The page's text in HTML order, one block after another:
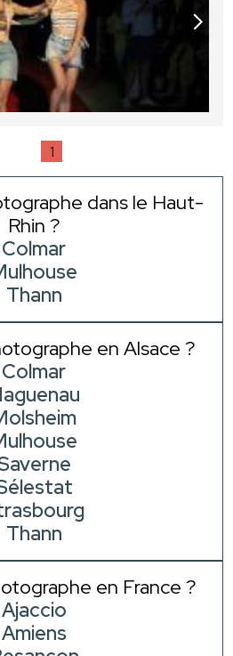
1
dans le Haut-
Rhin ?
Colmar
Thann
en Alsace ?
Colmar
Thann
en France ?
Ajaccio
Amiens